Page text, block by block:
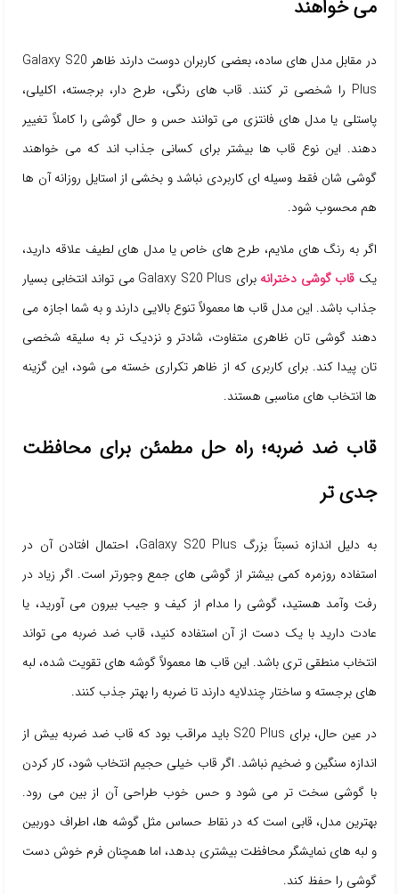
می خواهند
در مقابل مدل های ساده، بعضی کاربران دوست دارند ظاهر Galaxy S20
Plus را شخصی تر کنند. قاب های رنگی، طرح دار، برجسته، اکلیلی،
پاستلی یا مدل های فانتزی می توانند حس و حال گوشی را کاملاً تغییر
دهند. این نوع قاب ها بیشتر برای کسانی جذاب اند که می خواهند
گوشی شان فقط وسیله ای کاربردی نباشد و بخشی از استایل روزانه آن ها
هم محسوب شود.
اگر به رنگ های ملایم، طرح های خاص یا مدل های لطیف علاقه دارید،
یک قاب گوشی دخترانه
برای Galaxy S20 Plus می تواند انتخابی بسیار
جذاب باشد. این مدل قاب ها معمولاً تنوع بالایی دارند و به شما اجازه می
دهند گوشی تان ظاهری متفاوت، شادتر و نزدیک تر به سلیقه شخصی
تان پیدا کند. برای کاربری که از ظاهر تکراری خسته می شود، این گزینه
ها انتخاب های مناسبی هستند.
قاب ضد ضربه؛ راه حل مطمئن برای محافظت
جدی تر
به دلیل اندازه نسبتاً بزرگ Galaxy S20 Plus، احتمال افتادن آن در
استفاده روزمره کمی بیشتر از گوشی های جمع وجورتر است. اگر زیاد در
رفت وآمد هستید، گوشی را مدام از کیف و جیب بیرون می آورید، یا
عادت دارید با یک دست از آن استفاده کنید، قاب ضد ضربه می تواند
انتخاب منطقی تری باشد. این قاب ها معمولاً گوشه های تقویت شده، لبه
های برجسته و ساختار چندلایه دارند تا ضربه را بهتر جذب کنند.
در عین حال، برای S20 Plus باید مراقب بود که قاب ضد ضربه بیش از
اندازه سنگین و ضخیم نباشد. اگر قاب خیلی حجیم انتخاب شود، کار کردن
با گوشی سخت تر می شود و حس خوب طراحی آن از بین می رود.
بهترین مدل، قابی است که در نقاط حساس مثل گوشه ها، اطراف دوربین
و لبه های نمایشگر محافظت بیشتری بدهد، اما همچنان فرم خوش دست
گوشی را حفظ کند.